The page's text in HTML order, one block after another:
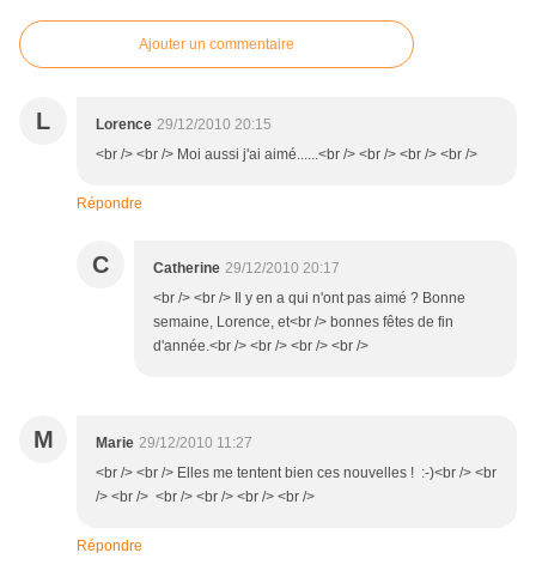
Ajouter un commentaire
L Lorence 29/12/2010 20:15
<br /> <br /> Moi aussi j'ai aimé......<br /> <br /> <br /> <br />
Répondre
C Catherine 29/12/2010 20:17
<br /> <br /> Il y en a qui n'ont pas aimé ? Bonne
semaine, Lorence, et<br /> bonnes fêtes de fin
d'année.<br /> <br /> <br /> <br />
M Marie 29/12/2010 11:27
<br /> <br /> Elles me tentent bien ces nouvelles ! :-)<br /> <br
/> <br /> <br /> <br /> <br /> <br />
Répondre